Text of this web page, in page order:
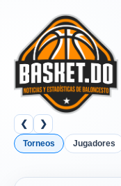
❮ ❯
Torneos Jugadores